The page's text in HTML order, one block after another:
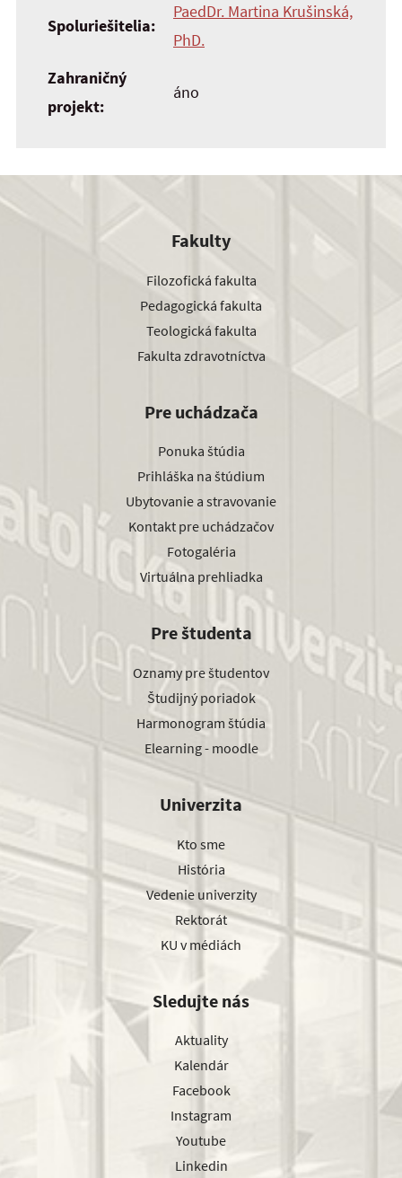
Spoluriešitelia:
PaedDr. Martina Krušinská,
PhD.
Zahraničný
projekt:
áno
Fakulty
Filozofická fakulta
Pedagogická fakulta
Teologická fakulta
Fakulta zdravotníctva
Pre uchádzača
Ponuka štúdia
Prihláška na štúdium
Ubytovanie a stravovanie
Kontakt pre uchádzačov
Fotogaléria
Virtuálna prehliadka
Pre študenta
Oznamy pre študentov
Študijný poriadok
Harmonogram štúdia
Elearning - moodle
Univerzita
Kto sme
História
Vedenie univerzity
Rektorát
KU v médiách
Sledujte nás
Aktuality
Kalendár
Facebook
Instagram
Youtube
Linkedin